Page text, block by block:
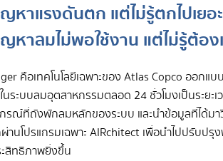
หาลมไม่พอใช้งาน แต่ไม่รู้ต้อง
หาแรงดันตก แต่ไม่รู้ตกไปเยอ
คือเทคโนโลยีเฉพาะของ Atlas Copco ออกแ
นระบบลมอุตสาหกรรมตลอด 24 ชั่วโมงเป็นระยะ
ณ์ที่ถังพักลมหลักของระบบ และนำข้อมูลที่ได้มา
านโปรแกรมเฉพาะ AIRchitect เพื่อนำไปปรับ
สิทธิภาพยิ่งขึ้น